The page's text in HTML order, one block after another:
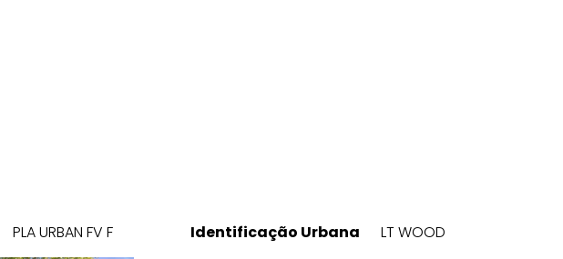
PLA URBAN FV F Identificação Urbana LT WOOD